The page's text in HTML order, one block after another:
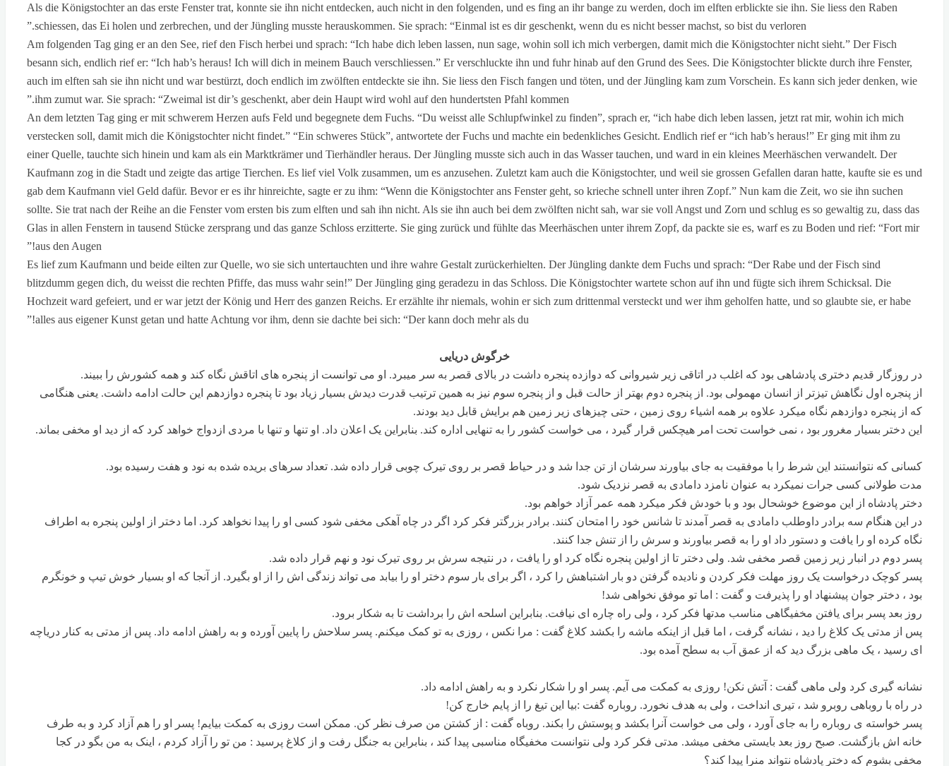
Als die Königstochter an das erste Fenster trat, konnte sie ihn nicht entdecken, auch nicht in den folgenden, und es fing an ihr bange zu werden, doch im elften erblickte sie ihn. Sie liess den Raben
schiessen, das Ei holen und zerbrechen, und der Jüngling musste herauskommen. Sie sprach: “Einmal ist es dir geschenkt, wenn du es nicht besser machst, so bist du verloren.”
Am folgenden Tag ging er an den See, rief den Fisch herbei und sprach: “Ich habe dich leben lassen, nun sage, wohin soll ich mich verbergen, damit mich die Königstochter nicht sieht.” Der Fisch
besann sich, endlich rief er: “Ich hab’s heraus! Ich will dich in meinem Bauch verschliessen.” Er verschluckte ihn und fuhr hinab auf den Grund des Sees. Die Königstochter blickte durch ihre Fenster,
auch im elften sah sie ihn nicht und war bestürzt, doch endlich im zwölften entdeckte sie ihn. Sie liess den Fisch fangen und töten, und der Jüngling kam zum Vorschein. Es kann sich jeder denken, wie
ihm zumut war. Sie sprach: “Zweimal ist dir’s geschenkt, aber dein Haupt wird wohl auf den hundertsten Pfahl kommen.”
An dem letzten Tag ging er mit schwerem Herzen aufs Feld und begegnete dem Fuchs. “Du weisst alle Schlupfwinkel zu finden”, sprach er, “ich habe dich leben lassen, jetzt rat mir, wohin ich mich
verstecken soll, damit mich die Königstochter nicht findet.” “Ein schweres Stück”, antwortete der Fuchs und machte ein bedenkliches Gesicht. Endlich rief er “ich hab’s heraus!” Er ging mit ihm zu
einer Quelle, tauchte sich hinein und kam als ein Marktkrämer und Tierhändler heraus. Der Jüngling musste sich auch in das Wasser tauchen, und ward in ein kleines Meerhäschen verwandelt. Der
Kaufmann zog in die Stadt und zeigte das artige Tierchen. Es lief viel Volk zusammen, um es anzusehen. Zuletzt kam auch die Königstochter, und weil sie grossen Gefallen daran hatte, kaufte sie es und
gab dem Kaufmann viel Geld dafür. Bevor er es ihr hinreichte, sagte er zu ihm: “Wenn die Königstochter ans Fenster geht, so krieche schnell unter ihren Zopf.” Nun kam die Zeit, wo sie ihn suchen
sollte. Sie trat nach der Reihe an die Fenster vom ersten bis zum elften und sah ihn nicht. Als sie ihn auch bei dem zwölften nicht sah, war sie voll Angst und Zorn und schlug es so gewaltig zu, dass das
Glas in allen Fenstern in tausend Stücke zersprang und das ganze Schloss erzitterte. Sie ging zurück und fühlte das Meerhäschen unter ihrem Zopf, da packte sie es, warf es zu Boden und rief: “Fort mir
aus den Augen!”
Es lief zum Kaufmann und beide eilten zur Quelle, wo sie sich untertauchten und ihre wahre Gestalt zurückerhielten. Der Jüngling dankte dem Fuchs und sprach: “Der Rabe und der Fisch sind
blitzdumm gegen dich, du weisst die rechten Pfiffe, das muss wahr sein!” Der Jüngling ging geradezu in das Schloss. Die Königstochter wartete schon auf ihn und fügte sich ihrem Schicksal. Die
Hochzeit ward gefeiert, und er war jetzt der König und Herr des ganzen Reichs. Er erzählte ihr niemals, wohin er sich zum drittenmal versteckt und wer ihm geholfen hatte, und so glaubte sie, er habe
alles aus eigener Kunst getan und hatte Achtung vor ihm, denn sie dachte bei sich: “Der kann doch mehr als du!”
خرگوش دریایی
در روزگار قدیم دختری پادشاهی بود که اغلب در اتاقی زیر شیروانی که دوازده پنجره داشت در بالای قصر به سر میبرد. او می توانست از پنجره های اتاقش نگاه کند و همه کشورش را ببیند.
از پنجره اول نگاهش تیزتر از انسان مهمولی بود. از پنجره دوم بهتر از حالت قبل و از پنجره سوم نیز به همین ترتیب قدرت دیدش بسیار زیاد بود تا پنجره دوازدهم این حالت ادامه داشت. یعنی هنگامی
که از پنجره دوازدهم نگاه میکرد علاوه بر همه اشیاء روی زمین ، حتی چیزهای زیر زمین هم برایش قابل دید بودند.
این دختر بسیار مغرور بود ، نمی خواست تحت امر هیچکس قرار گیرد ، می خواست کشور را به تنهایی اداره کند. بنابراین یک اعلان داد. او تنها و تنها با مردی ازدواج خواهد کرد که از دید او مخفی بماند.
کسانی که نتوانستند این شرط را با موفقیت به جای بیاورند سرشان از تن جدا شد و در حیاط قصر بر روی تیرک چوبی قرار داده شد. تعداد سرهای بریده شده به نود و هفت رسیده بود.
مدت طولانی کسی جرات نمیکرد به عنوان نامزد دامادی به قصر نزدیک شود.
دختر پادشاه از این موضوع خوشحال بود و با خودش فکر میکرد همه عمر آزاد خواهم بود.
در این هنگام سه برادر داوطلب دامادی به قصر آمدند تا شانس خود را امتحان کنند. برادر بزرگتر فکر کرد اگر در چاه آهکی مخفی شود کسی او را پیدا نخواهد کرد. اما دختر از اولین پنجره به اطراف
نگاه کرده او را یافت و دستور داد او را به قصر بیاورند و سرش را از تنش جدا کنند.
پسر دوم در انبار زیر زمین قصر مخفی شد. ولی دختر تا از اولین پنجره نگاه کرد او را یافت ، در نتیجه سرش بر روی تیرک نود و نهم قرار داده شد.
پسر کوچک درخواست یک روز مهلت فکر کردن و نادیده گرفتن دو بار اشتباهش را کرد ، اگر برای بار سوم دختر او را بیابد می تواند زندگی اش را از او بگیرد. از آنجا که او بسیار خوش تیپ و خونگرم
بود ، دختر جوان پیشنهاد او را پذیرفت و گفت : اما تو موفق نخواهی شد!
روز بعد پسر برای یافتن مخفیگاهی مناسب مدتها فکر کرد ، ولی راه چاره ای نیافت. بنابراین اسلحه اش را برداشت تا به شکار برود.
پس از مدتی یک کلاغ را دید ، نشانه گرفت ، اما قبل از اینکه ماشه را بکشد کلاغ گفت : مرا نکس ، روزی به تو کمک میکنم. پسر سلاحش را پایین آورده و به راهش ادامه داد. پس از مدتی به کنار دریاچه
ای رسید ، یک ماهی بزرگ دید که از عمق آب به سطح آمده بود.
نشانه گیری کرد ولی ماهی گفت : آتش نکن! روزی به کمکت می آیم. پسر او را شکار نکرد و به راهش ادامه داد.
در راه با روباهی روبرو شد ، تیری انداخت ، ولی به هدف نخورد. روباره گفت :‌بیا این تیغ را از پایم خارج کن!
پسر خواسته ی روباره را به جای آورد ، ولی می خواست آنرا بکشد و پوستش را بکند. روباه گفت : از کشتن من صرف نظر کن. ممکن است روزی به کمکت بیایم! پسر او را هم آزاد کرد و به طرف
خانه اش بازگشت. صبح روز بعد بایستی مخفی میشد. مدتی فکر کرد ولی نتوانست مخفیگاه مناسبی پیدا کند ، بنابراین به جنگل رفت و از کلاغ پرسید : من تو را آزاد کردم ، اینک به من بگو در کجا
مخفی بشوم که دختر پادشاه نتواند منرا پیدا کند؟